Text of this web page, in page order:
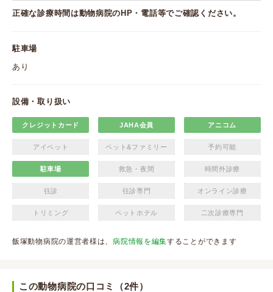
正確な診療時間は動物病院のHP・電話等でご確認ください。
駐車場
あり
設備・取り扱い
クレジットカード JAHA会員 アニコム
アイペット ペット&ファミリー 予約可能
駐車場 救急・夜間 時間外診療
往診 往診専門 オンライン診療
トリミング ペットホテル 二次診療専門
飯塚動物病院の運営者様は、病院情報を編集することができます
この動物病院の口コミ（2件）